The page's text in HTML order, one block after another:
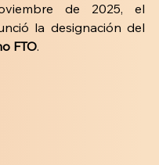
de 2025, el
FTO.